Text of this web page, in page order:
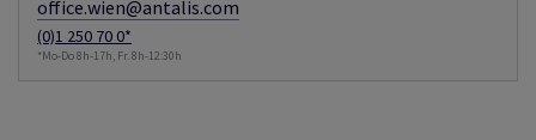
office.wien@antalis.com
(0)1 250 70 0*
*Mo-Do 8h-17h, Fr. 8h-12:30h